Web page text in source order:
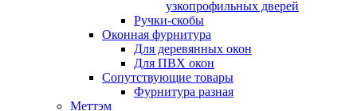
узкопрофильных дверей
Ручки-скобы
Оконная фурнитура
Для деревянных окон
Для ПВХ окон
Сопутствующие товары
Фурнитура разная
Меттэм